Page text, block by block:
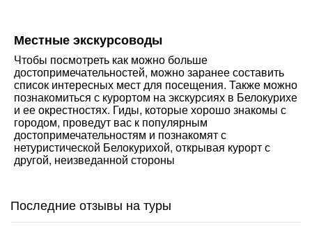
Местные экскурсоводы
Чтобы посмотреть как можно больше
достопримечательностей, можно заранее составить
список интересных мест для посещения. Также можно
познакомиться с курортом на экскурсиях в Белокурихе
и ее окрестностях. Гиды, которые хорошо знакомы с
городом, проведут вас к популярным
достопримечательностям и познакомят с
нетуристической Белокурихой, открывая курорт с
другой, неизведанной стороны
Последние отзывы на туры